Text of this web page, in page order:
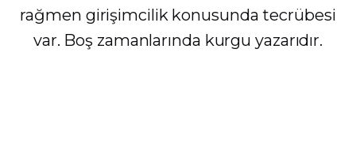
rağmen girişimcilik konusunda tecrübesi
var. Boş zamanlarında kurgu yazarıdır.